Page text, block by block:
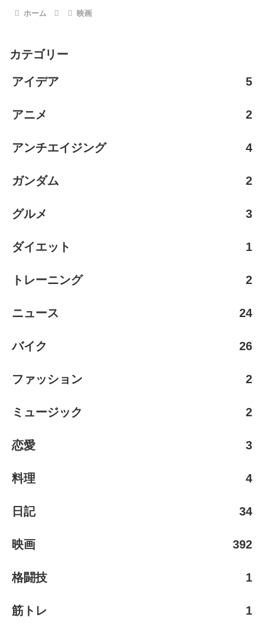
ホーム 映画
カテゴリー
アイデア 5
アニメ 2
アンチエイジング 4
ガンダム 2
グルメ 3
ダイエット 1
トレーニング 2
ニュース 24
バイク 26
ファッション 2
ミュージック 2
恋愛 3
料理 4
日記 34
映画 392
格闘技 1
筋トレ 1